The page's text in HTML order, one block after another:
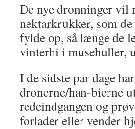
De nye dronninger vil
nektarkrukker, som
fylde op, så længe de
vinterhi i musehuller,
I de sidste par dage
dronerne/han-bierne
redeindgangen og
forlader eller vender